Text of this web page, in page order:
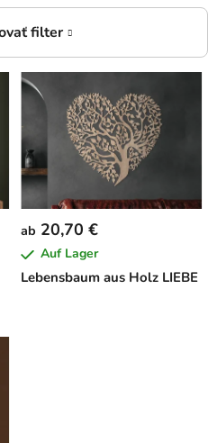
Lebensbaum aus Holz LIEBE
ab 20,70 €
Auf Lager